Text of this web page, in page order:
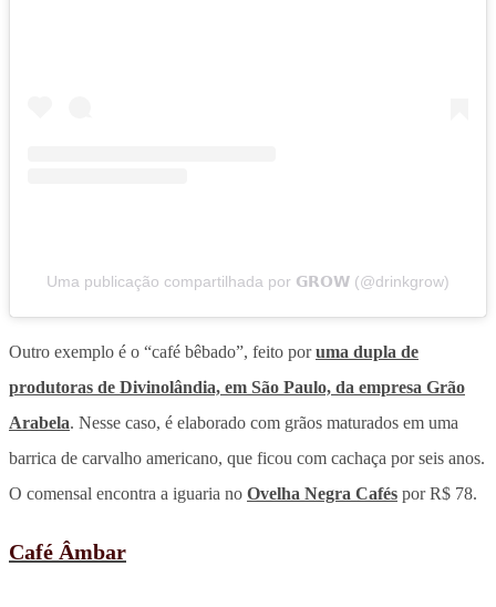
Uma publicação compartilhada por 𝗚𝗥𝗢𝗪 (@drinkgrow)
Outro exemplo é o “café bêbado”, feito poruma dupla de
produtoras de Divinolândia, em São Paulo, da empresa Grão
Arabela. Nesse caso, é elaborado com grãos maturados em uma
barrica de carvalho americano, que ficou com cachaça por seis anos.
O comensal encontra a iguaria no Ovelha Negra Cafés por R$ 78.
Café Âmbar